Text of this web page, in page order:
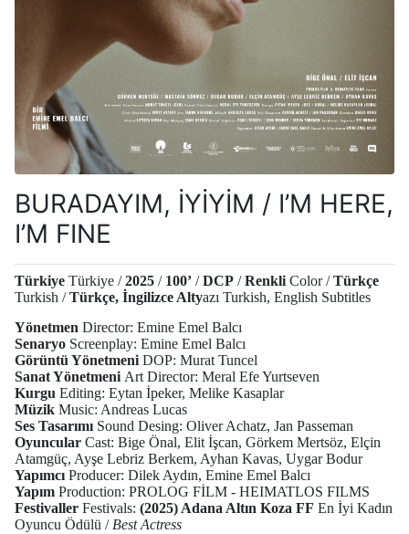
BURADAYIM, İYİYİM / I’M HERE,
I’M FINE
Türkiye Türkiye /2025 / 100’ /DCP /Renkli Color /Türkçe
Turkish /Türkçe, İngilizce Altyazı Turkish, English Subtitles
Yönetmen Director: Emine Emel Balcı
Senaryo Screenplay: Emine Emel Balcı
Görüntü Yönetmeni DOP: Murat Tuncel
Sanat Yönetmeni Art Director: Meral Efe Yurtseven
Kurgu Editing: Eytan İpeker, Melike Kasaplar
Müzik Music: Andreas Lucas
Ses Tasarımı Sound Desing: Oliver Achatz, Jan Passeman
Oyuncular Cast: Bige Önal, Elit İşcan, Görkem Mertsöz, Elçin
Atamgüç, Ayşe Lebriz Berkem, Ayhan Kavas, Uygar Bodur
Yapımcı Producer: Dilek Aydın, Emine Emel Balcı
Yapım Production: PROLOG FİLM - HEIMATLOS FILMS
Festivaller Festivals: (2025) Adana Altın Koza FF En İyi Kadın
Oyuncu Ödülü / Best Actress